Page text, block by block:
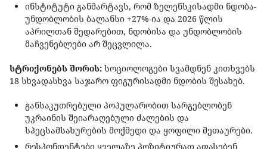
ინსტიტუტი განმარტავს, რომ ზელენსკისადმი ნდობა-
უნდობლობის ბალანსი +27%-ია და 2026 წლის
აპრილთან შედარებით, ნდობისა და უნდობლობის
მაჩვენებლები არ შეცვლილა.
სტრიქონებს შორის: სოციოლოგები სვამდნენ კითხვებს
18 სხვადასხვა საჯარო ფიგურისადმი ნდობის შესახებ.
განსაკუთრებული პოპულარობით სარგებლობენ
უკრაინის შეიარაღებული ძალების და
სპეცსამსახურების მოქმედი და ყოფილი მეთაურები.
რესპონდენტები ყველაზე პოზიტიურად აფასებენ